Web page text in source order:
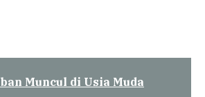
Muncul di Usia Muda